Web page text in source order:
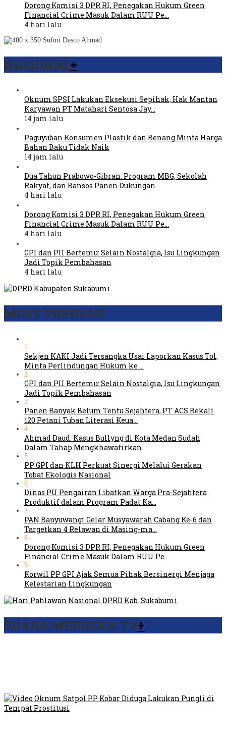
Dorong Komisi 3 DPR RI, Penegakan Hukum Green
Financial Crime Masuk Dalam RUU Pe…
4 hari lalu
NASIONAL+
Oknum SPSI Lakukan Eksekusi Sepihak, Hak Mantan
Karyawan PT Matahari Sentosa Jay…
14 jam lalu
Paguyuban Konsumen Plastik dan Benang Minta Harga
Bahan Baku Tidak Naik
14 jam lalu
Dua Tahun Prabowo-Gibran: Program MBG, Sekolah
Rakyat, dan Bansos Panen Dukungan
4 hari lalu
Dorong Komisi 3 DPR RI, Penegakan Hukum Green
Financial Crime Masuk Dalam RUU Pe…
4 hari lalu
GPI dan PII Bertemu: Selain Nostalgia, Isu Lingkungan
Jadi Topik Pembahasan
4 hari lalu
MOST POPULAR
1
Sekjen KAKI Jadi Tersangka Usai Laporkan Kasus Tol,
Minta Perlindungan Hukum ke …
2
GPI dan PII Bertemu: Selain Nostalgia, Isu Lingkungan
Jadi Topik Pembahasan
3
Panen Banyak Belum Tentu Sejahtera, PT ACS Bekali
120 Petani Tuban Literasi Keua…
4
Ahmad Daud: Kasus Bullyng di Kota Medan Sudah
Dalam Tahap Mengkhawatirkan
5
PP GPI dan KLH Perkuat Sinergi Melalui Gerakan
Tobat Ekologis Nasional
6
Dinas PU Pengairan Libatkan Warga Pra-Sejahtera
Produktif dalam Program Padat Ka…
7
PAN Banyuwangi Gelar Musyawarah Cabang Ke-6 dan
Targetkan 4 Relawan di Masing-ma…
8
Dorong Komisi 3 DPR RI, Penegakan Hukum Green
Financial Crime Masuk Dalam RUU Pe…
9
Korwil PP GPI Ajak Semua Pihak Bersinergi Menjaga
Kelestarian Lingkungan
SUARA MERDEKA TV+